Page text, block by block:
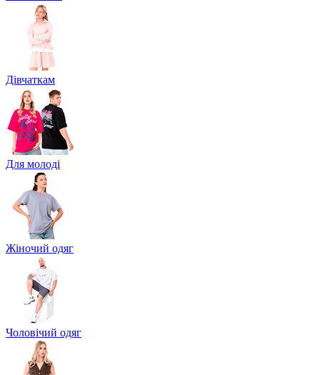
Дівчаткам
Для молоді
Жіночий одяг
Чоловічий одяг